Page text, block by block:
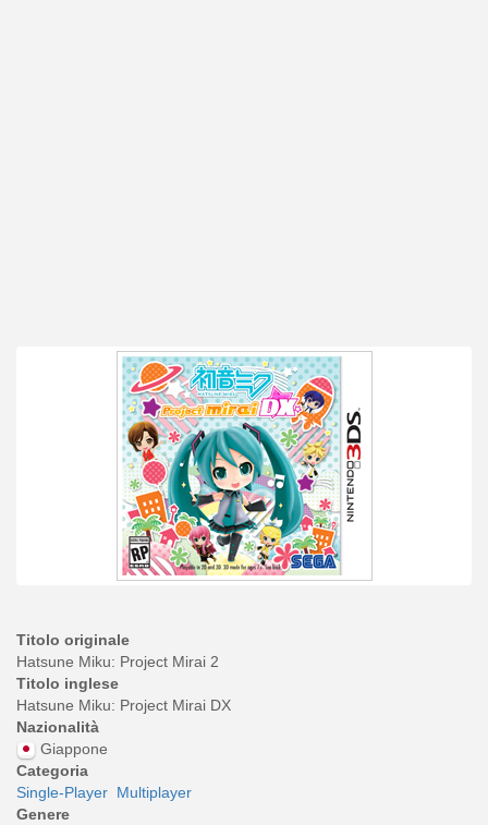
Titolo originale
Hatsune Miku: Project Mirai 2
Titolo inglese
Hatsune Miku: Project Mirai DX
Nazionalità
Giappone
Categoria
Single-Player Multiplayer
Genere